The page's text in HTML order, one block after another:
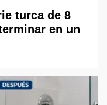
turca de 8
en un